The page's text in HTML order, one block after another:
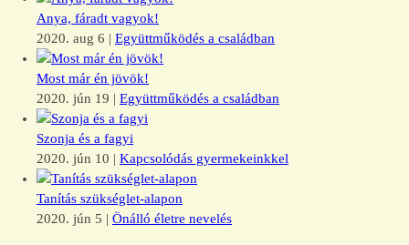
Anya, fáradt vagyok!
2020. aug 6 | Együttműködés a családban
Most már én jövök!
2020. jún 19 | Együttműködés a családban
Szonja és a fagyi
2020. jún 10 | Kapcsolódás gyermekeinkkel
Tanítás szükséglet-alapon
2020. jún 5 | Önálló életre nevelés